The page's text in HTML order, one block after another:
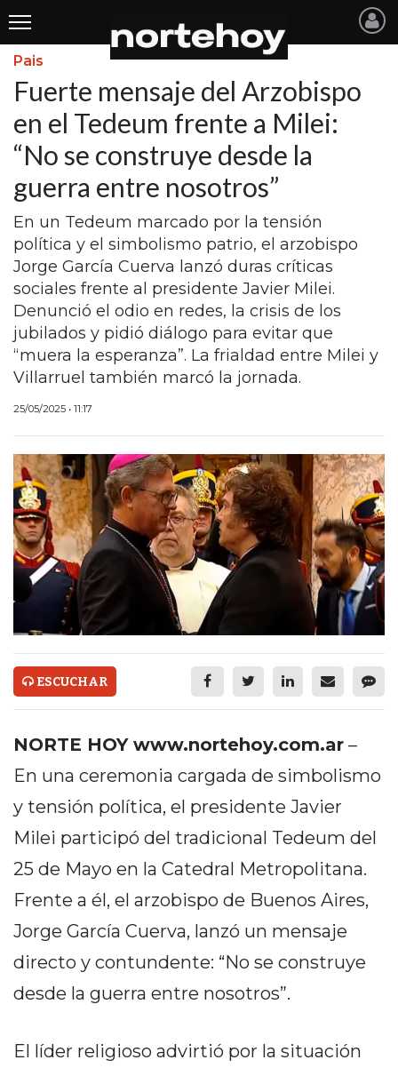
Últimas
Noticias
INICIO
NOTICIAS RECIENTES
SAN NICOLAS
RAMALLO
SAN PEDRO
PROVINCIA
PAIS
ECONOMÍA Y NEGOCIOS
ULTIMAS NOTICIAS
TEMAS DESTACADOS
TECNOLOGÍA
SERVICIOS
PRONÓSTICO
HORÓSCOPO
QUÉ ES
CÓMO FUNCIONA: CREAR
TIENDAS ONLINE CON
PEDIDOS POR WHATSAPP
TIENDA ONLINE GRATIS
EN ARGENTINA:
OTRAS PLATAFORMAS DE
VENTA POR WHATSAPP
DE COMIDA POR
Pais
Fuerte mensaje del Arzobispo
en el Tedeum frente a Milei:
“No se construye desde la
guerra entre nosotros”
En un Tedeum marcado por la tensión
política y el simbolismo patrio, el arzobispo
Jorge García Cuerva lanzó duras críticas
sociales frente al presidente Javier Milei.
Denunció el odio en redes, la crisis de los
jubilados y pidió diálogo para evitar que
“muera la esperanza”. La frialdad entre Milei y
Villarruel también marcó la jornada.
25/05/2025 • 11:17
ESCUCHAR
NORTE HOY www.nortehoy.com.ar –
En una ceremonia cargada de simbolismo
y tensión política, el presidente Javier
Milei participó del tradicional Tedeum del
25 de Mayo en la Catedral Metropolitana.
Frente a él, el arzobispo de Buenos Aires,
Jorge García Cuerva, lanzó un mensaje
directo y contundente: “No se construye
desde la guerra entre nosotros”.
El líder religioso advirtió por la situación